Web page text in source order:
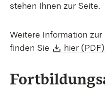
stehen Ihnen zur Seite.
Weitere Information
finden Sie
Download:
hier (PDF)